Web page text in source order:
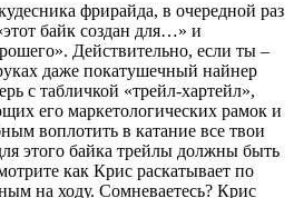
фрирайда, в очередной раз
байк создан для…» и
Действительно, если ты –
даже покатушечный найнер
с табличкой «трейл-хартейл»,
его маркетологических рамок и
воплотить в катание все твои
этого байка трейлы должны быть
как Крис раскатывает по
на ходу. Сомневаетесь? Крис